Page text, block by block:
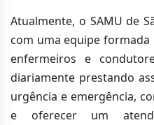
Atualmente, o SAMU de
com uma equipe
enfermeiros e
diariamente prestando
urgência e emergência,
e oferecer um